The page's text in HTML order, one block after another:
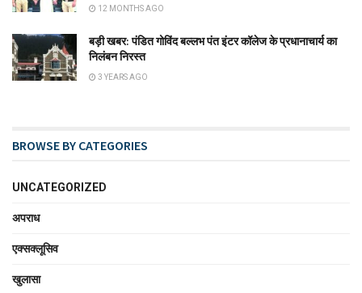
12 MONTHS AGO
बड़ी खबर: पंडित गोविंद बल्लभ पंत इंटर कॉलेज के प्रधानाचार्य का
निलंबन निरस्त
3 YEARS AGO
BROWSE BY CATEGORIES
UNCATEGORIZED
अपराध
एक्सक्लूसिव
खुलासा